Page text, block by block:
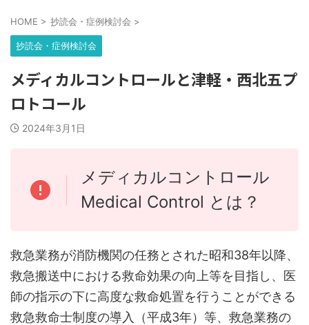
HOME > 抄読会・症例検討会 >
抄読会・症例検討会
メディカルコントロールと津軽・西北五プ
ロトコール
2024年3月1日
メディカルコントロール
Medical Control とは？
救急業務が消防機関の任務とされた昭和38年以降、
救急搬送中における救命効果の向上等を目指し、医
師の指示の下に高度な救命処置を行うことができる
救急救命士制度の導入（平成3年）等、救急業務の